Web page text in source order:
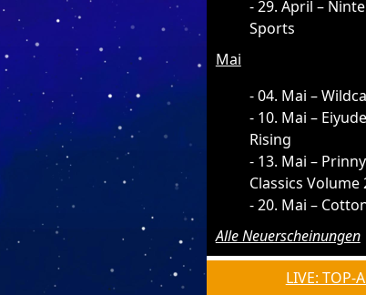
29. April –
Sports
Mai
04. Mai –
10. Mai –
Rising
13. Mai –
Classics Volume
20. Mai –
Alle Neuerscheinungen
LIVE: TOP-